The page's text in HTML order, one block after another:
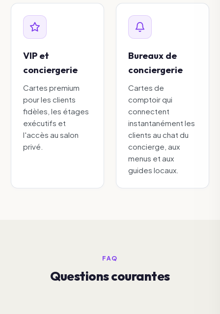
VIP et
conciergerie
Cartes premium
pour les clients
fidèles, les étages
exécutifs et
l'accès au salon
privé.
Bureaux de
conciergerie
Cartes de
comptoir qui
connectent
instantanément les
clients au chat du
concierge, aux
menus et aux
guides locaux.
FAQ
Questions courantes